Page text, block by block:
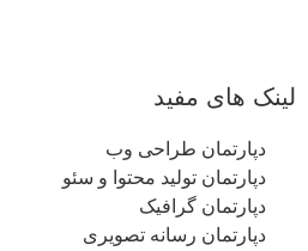
لینک های مفید
دپارتمان طراحی وب
دپارتمان تولید محتوا و سئو
دپارتمان گرافیک
دپارتمان رسانه تصویری